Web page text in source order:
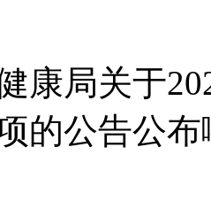
康局关于
的公告公